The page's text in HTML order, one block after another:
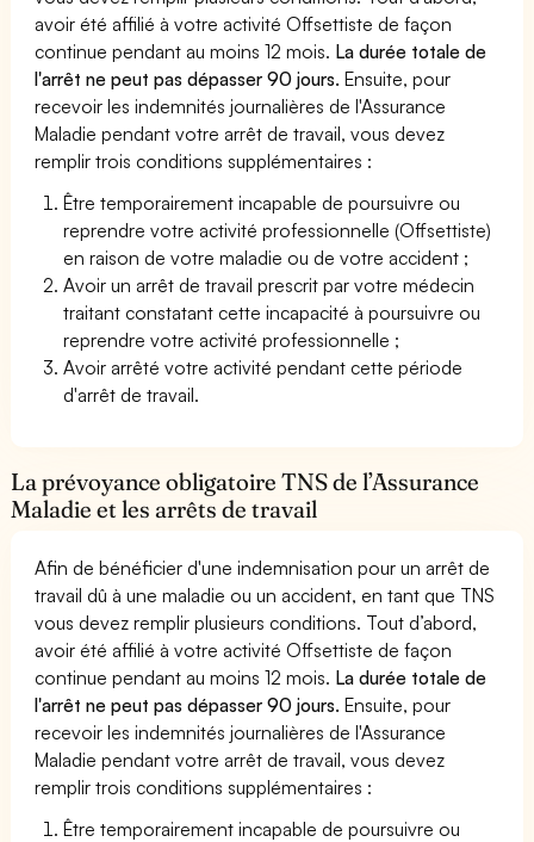
avoir été affilié à votre activité Offsettiste de façon
continue pendant au moins 12 mois. La durée totale de
l'arrêt ne peut pas dépasser 90 jours. Ensuite, pour
recevoir les indemnités journalières de l'Assurance
Maladie pendant votre arrêt de travail, vous devez
remplir trois conditions supplémentaires :
Être temporairement incapable de poursuivre ou
reprendre votre activité professionnelle (Offsettiste)
en raison de votre maladie ou de votre accident ;
Avoir un arrêt de travail prescrit par votre médecin
traitant constatant cette incapacité à poursuivre ou
reprendre votre activité professionnelle ;
Avoir arrêté votre activité pendant cette période
d'arrêt de travail.
La prévoyance obligatoire TNS de l’Assurance
Maladie et les arrêts de travail
Afin de bénéficier d'une indemnisation pour un arrêt de
travail dû à une maladie ou un accident, en tant que TNS
vous devez remplir plusieurs conditions. Tout d’abord,
avoir été affilié à votre activité Offsettiste de façon
continue pendant au moins 12 mois. La durée totale de
l'arrêt ne peut pas dépasser 90 jours. Ensuite, pour
recevoir les indemnités journalières de l'Assurance
Maladie pendant votre arrêt de travail, vous devez
remplir trois conditions supplémentaires :
Être temporairement incapable de poursuivre ou